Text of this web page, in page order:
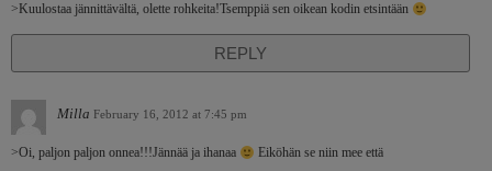
>Kuulostaa jännittävältä, olette rohkeita!Tsemppiä sen oikean kodin etsintään
REPLY
Milla February 16, 2012 at 7:45 pm
>Oi, paljon paljon onnea!!!Jännää ja ihanaa
Eiköhän se niin mee että